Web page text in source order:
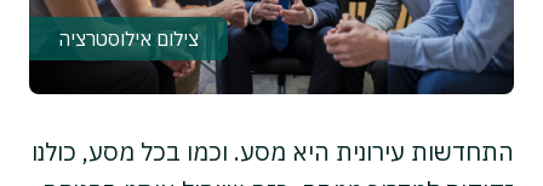
צילום אילוסטרציה
התחדשות עירונית היא מסע. וכמו בכל מסע, כולנו